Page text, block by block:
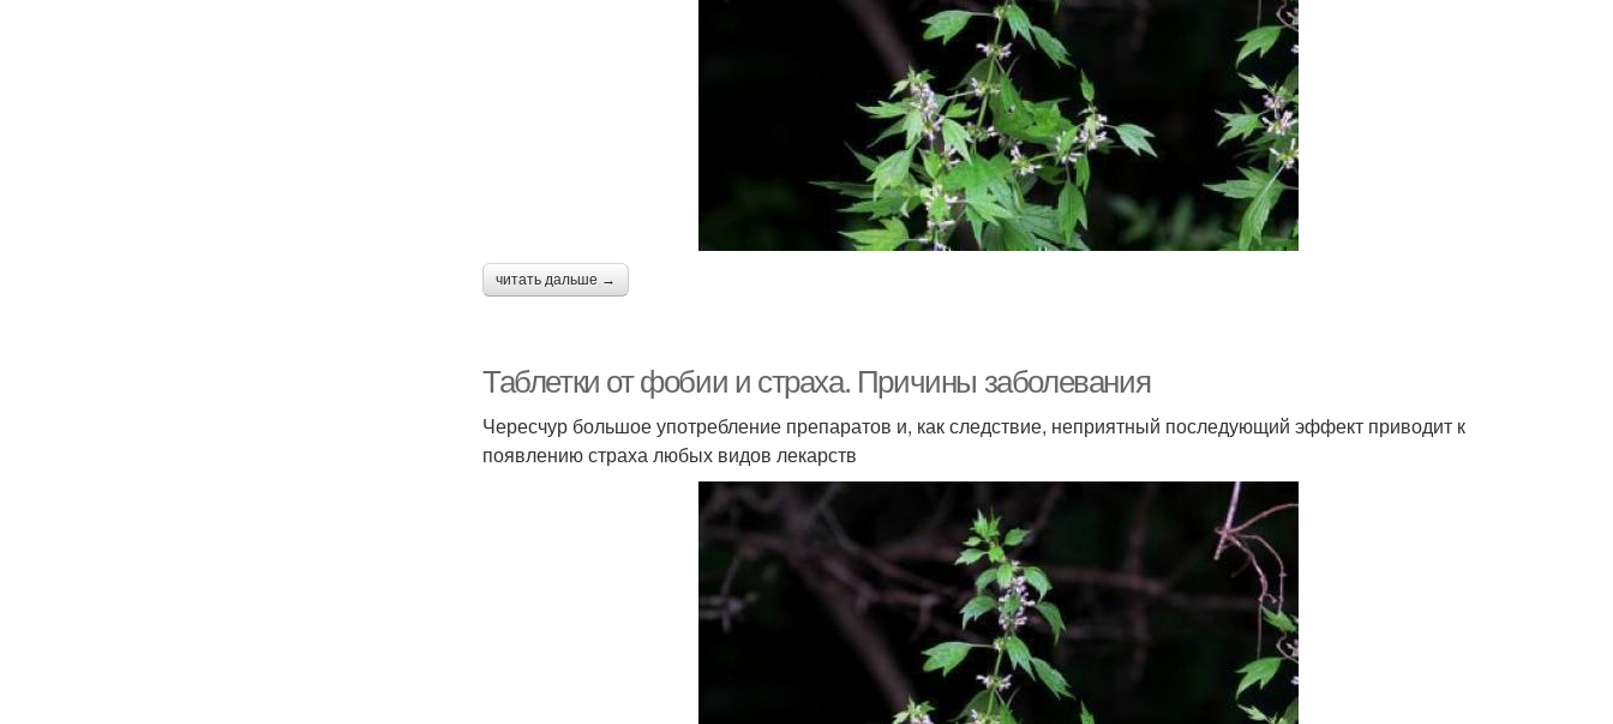
читать дальше →
Таблетки от фобии и страха. Причины заболевания
Чересчур большое употребление препаратов и, как следствие, неприятный последующий эффект приводит к
появлению страха любых видов лекарств